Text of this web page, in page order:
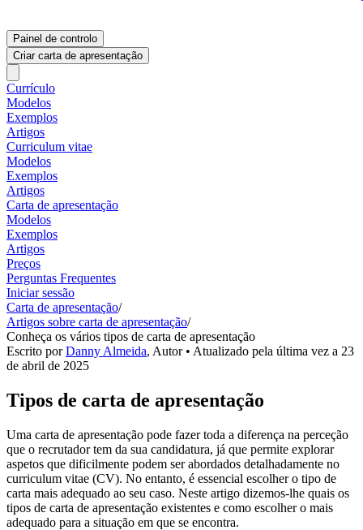
Painel de controlo
Criar carta de apresentação
Currículo
Modelos
Exemplos
Artigos
Curriculum vitae
Modelos
Exemplos
Artigos
Carta de apresentação
Modelos
Exemplos
Artigos
Preços
Perguntas Frequentes
Iniciar sessão
Carta de apresentação/
Artigos sobre carta de apresentação/
Conheça os vários tipos de carta de apresentação
Escrito porDanny Almeida, Autor• Atualizado pela última vez a 23
de abril de 2025
Tipos de carta de apresentação
Uma carta de apresentação pode fazer toda a diferença na perceção
que o recrutador tem da sua candidatura, já que permite explorar
aspetos que dificilmente podem ser abordados detalhadamente no
curriculum vitae (CV). No entanto, é essencial escolher o tipo de
carta mais adequado ao seu caso. Neste artigo dizemos-lhe quais os
tipos de carta de apresentação existentes e como escolher o mais
adequado para a situação em que se encontra.